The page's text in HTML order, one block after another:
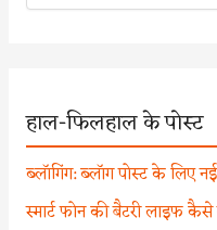
हाल-फिलहाल के पोस्ट
ब्लॉगिंग: ब्लॉग पोस्ट के लिए
स्मार्ट फोन की बैटरी लाइफ